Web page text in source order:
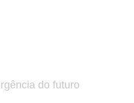
do futuro